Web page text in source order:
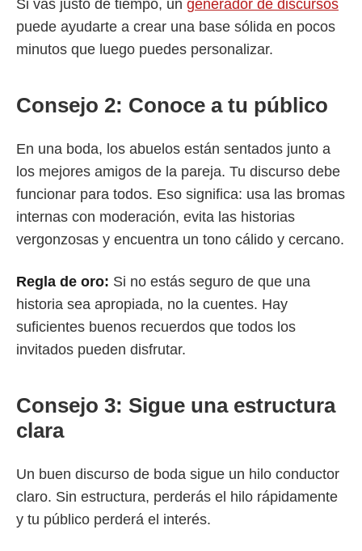
Si vas justo de tiempo, un generador de discursos
puede ayudarte a crear una base sólida en pocos
minutos que luego puedes personalizar.
Consejo 2: Conoce a tu público
En una boda, los abuelos están sentados junto a
los mejores amigos de la pareja. Tu discurso debe
funcionar para todos. Eso significa: usa las bromas
internas con moderación, evita las historias
vergonzosas y encuentra un tono cálido y cercano.
Regla de oro: Si no estás seguro de que una
historia sea apropiada, no la cuentes. Hay
suficientes buenos recuerdos que todos los
invitados pueden disfrutar.
Consejo 3: Sigue una estructura
clara
Un buen discurso de boda sigue un hilo conductor
claro. Sin estructura, perderás el hilo rápidamente
y tu público perderá el interés.